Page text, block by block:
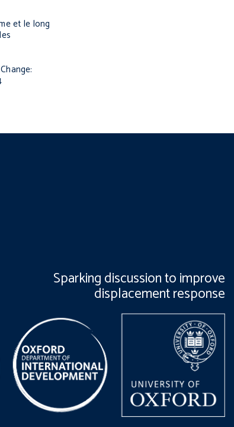
et le long
Sparking discussion to improve
displacement response